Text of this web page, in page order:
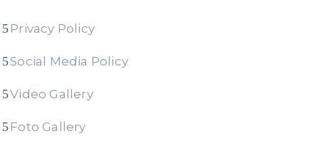
Privacy Policy
Social Media Policy
Video Gallery
Foto Gallery